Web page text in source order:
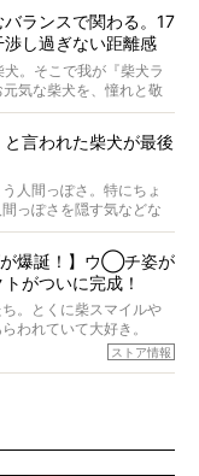
バランスで関わる。17
し過ぎない距離感
。そこで我が『柴犬ラ
気な柴犬を、憧れと敬
います。 この特集で
犬と暮らすうえで大切
っていただきます。今
ろうくん。小さい頃か
せてきたということで
と言われた柴犬が最後
人間っぽさ。特にちょ
っぽさを隠す気などな
の本当は、中身は人間
が爆誕！】ウ◯チ姿が
がついに完成！
。とくに柴スマイルや
われていて大好き。
れてはならない愛おしい
ストア情報